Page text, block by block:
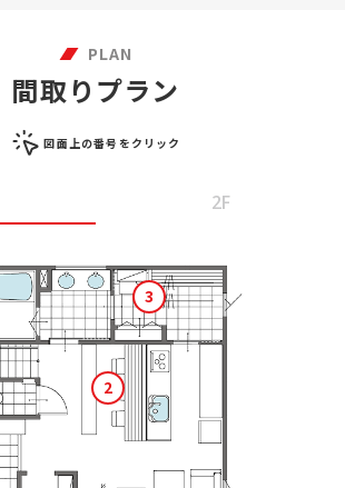
PLAN
間取りプラン
図面上の番号をクリック
2F
2
3